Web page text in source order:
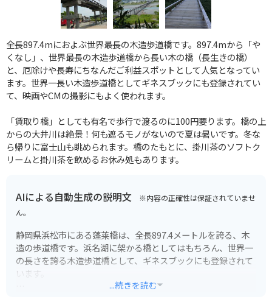
全長897.4mにおよぶ世界最長の木造歩道橋です。897.4mから「や
くなし」、世界最長の木造歩道橋から長い木の橋（長生きの橋）
と、厄除けや長寿にちなんだご利益スポットとして人気となってい
ます。世界一長い木造歩道橋としてギネスブックにも登録されてい
て、映画やCMの撮影にもよく使われます。
「賃取り橋」としても有名で歩行で渡るのに100円要ります。橋の上
からの大井川は絶景！何も遮るモノがないので夏は暑いです。冬な
ら帰りに富士山も眺められます。橋のたもとに、掛川茶のソフトク
リームと掛川茶を飲めるお休み処もあります。
AIによる自動生成の説明文 ※内容の正確性は保証されていませ
ん。
静岡県浜松市にある蓬莱橋は、全長897.4メートルを誇る、木
造の歩道橋です。浜名湖に架かる橋としてはもちろん、世界一
の長さを誇る木造歩道橋として、ギネスブックにも登録されて
います。
...続きを読む